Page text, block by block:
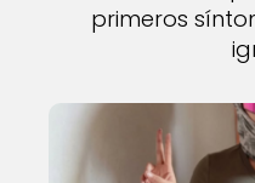
primeros